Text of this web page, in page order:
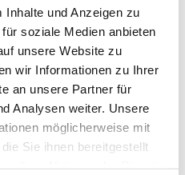
und Anzeigen zu
soziale Medien anbieten
unsere Website zu
wir Informationen zu Ihrer
an unsere Partner für
Analysen weiter. Unsere
möglicherweise mit
Sie ihnen bereitgestellt